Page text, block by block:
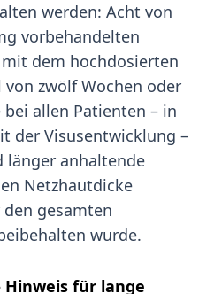
werden: Acht von
vorbehandelten
dem hochdosierten
zwölf Wochen oder
allen Patienten – in
der Visusentwicklung –
länger anhaltende
Netzhautdicke
gesamten
wurde.
Hinweis für lange